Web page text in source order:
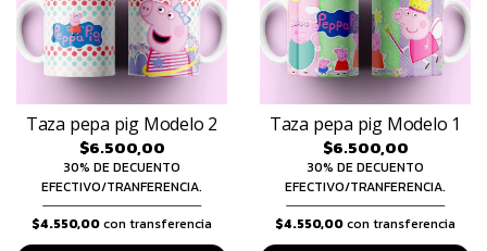
Taza pepa pig Modelo 2
$6.500,00
30% DE DECUENTO
EFECTIVO/TRANFERENCIA.
$4.550,00con transferencia
Taza pepa pig Modelo 1
$6.500,00
30% DE DECUENTO
EFECTIVO/TRANFERENCIA.
$4.550,00con transferencia